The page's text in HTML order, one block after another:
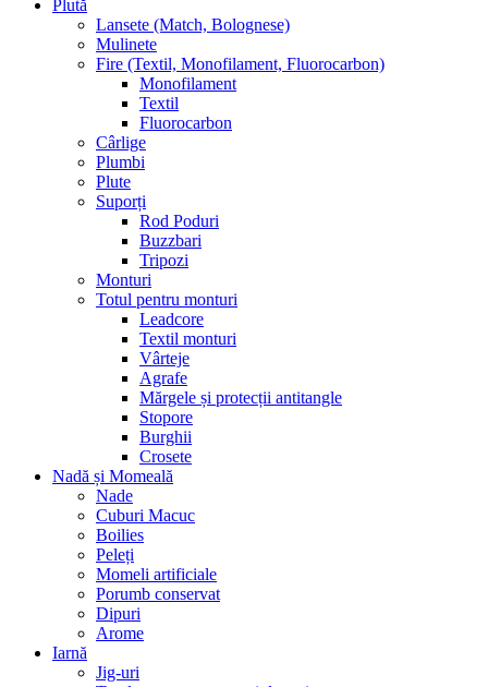
Plută
Lansete (Match, Bolognese)
Mulinete
Fire (Textil, Monofilament, Fluorocarbon)
Monofilament
Textil
Fluorocarbon
Cârlige
Plumbi
Plute
Suporți
Rod Poduri
Buzzbari
Tripozi
Monturi
Totul pentru monturi
Leadcore
Textil monturi
Vârteje
Agrafe
Mărgele și protecții antitangle
Stopore
Burghii
Crosete
Nadă și Momeală
Nade
Cuburi Macuc
Boilies
Peleți
Momeli artificiale
Porumb conservat
Dipuri
Arome
Iarnă
Jig-uri